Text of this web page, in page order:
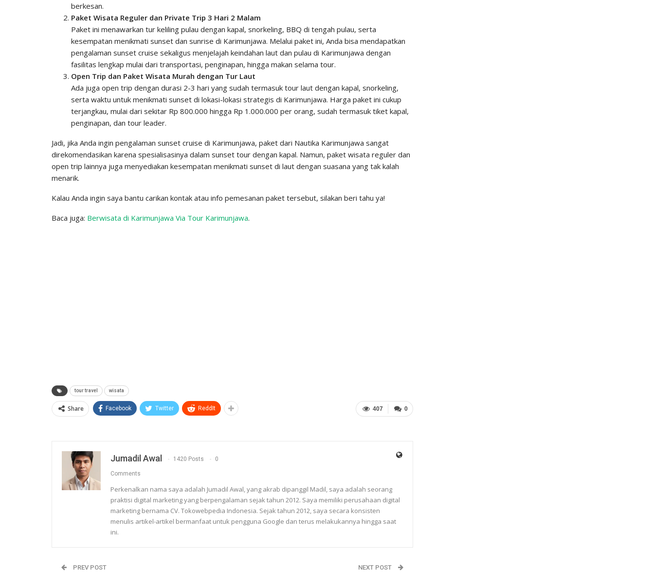
berkesan.
Paket Wisata Reguler dan Private Trip 3 Hari 2 Malam
Paket ini menawarkan tur keliling pulau dengan kapal, snorkeling, BBQ di tengah pulau, serta
kesempatan menikmati sunset dan sunrise di Karimunjawa. Melalui paket ini, Anda bisa mendapatkan
pengalaman sunset cruise sekaligus menjelajah keindahan laut dan pulau di Karimunjawa dengan
fasilitas lengkap mulai dari transportasi, penginapan, hingga makan selama tour.
Open Trip dan Paket Wisata Murah dengan Tur Laut
Ada juga open trip dengan durasi 2-3 hari yang sudah termasuk tour laut dengan kapal, snorkeling,
serta waktu untuk menikmati sunset di lokasi-lokasi strategis di Karimunjawa. Harga paket ini cukup
terjangkau, mulai dari sekitar Rp 800.000 hingga Rp 1.000.000 per orang, sudah termasuk tiket kapal,
penginapan, dan tour leader.
Jadi, jika Anda ingin pengalaman sunset cruise di Karimunjawa, paket dari Nautika Karimunjawa sangat
direkomendasikan karena spesialisasinya dalam sunset tour dengan kapal. Namun, paket wisata reguler dan
open trip lainnya juga menyediakan kesempatan menikmati sunset di laut dengan suasana yang tak kalah
menarik.
Kalau Anda ingin saya bantu carikan kontak atau info pemesanan paket tersebut, silakan beri tahu ya!
Baca juga: Berwisata di Karimunjawa Via Tour Karimunjawa.
tour travel wisata
0
407
Share Facebook Twitter ReddIt
Jumadil Awal 1420 Posts 0
Comments
Perkenalkan nama saya adalah Jumadil Awal, yang akrab dipanggil Madil, saya adalah seorang
praktisi digital marketing yang berpengalaman sejak tahun 2012. Saya memiliki perusahaan digital
marketing bernama CV. Tokowebpedia Indonesia. Sejak tahun 2012, saya secara konsisten
menulis artikel-artikel bermanfaat untuk pengguna Google dan terus melakukannya hingga saat
ini.
PREV POST NEXT POST